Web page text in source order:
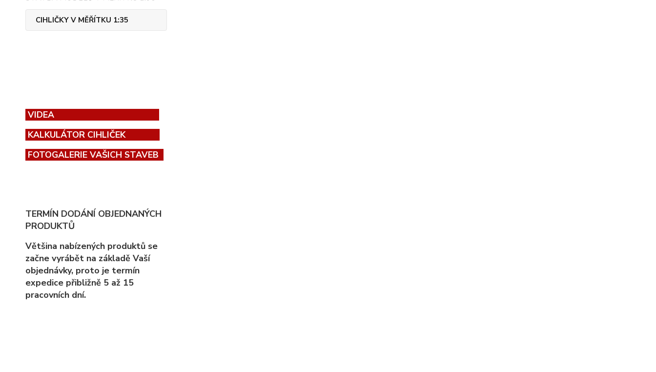
CIHLIČKY V MĚŘÍTKU 1:35
VIDEA
KALKULÁTOR CIHLIČEK
FOTOGALERIE VAŠICH STAVEB
TERMÍN DODÁNÍ OBJEDNANÝCH
PRODUKTŮ
Většina nabízených produktů se
začne vyrábět na základě Vaší
objednávky, proto je termín
expedice přibližně 5 až 15
pracovních dní.